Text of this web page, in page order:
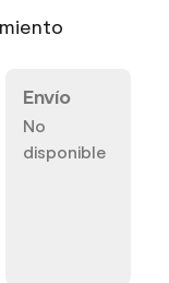
Envío
No
disponible